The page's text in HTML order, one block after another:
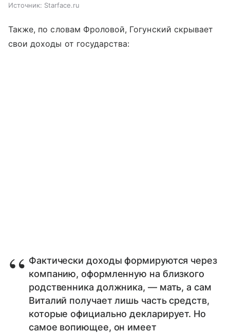
Источник: Starface.ru
Также, по словам Фроловой, Гогунский скрывает
свои доходы от государства:
Фактически доходы формируются через
компанию, оформленную на близкого
родственника должника, — мать, а сам
Виталий получает лишь часть средств,
которые официально декларирует. Но
самое вопиющее, он имеет